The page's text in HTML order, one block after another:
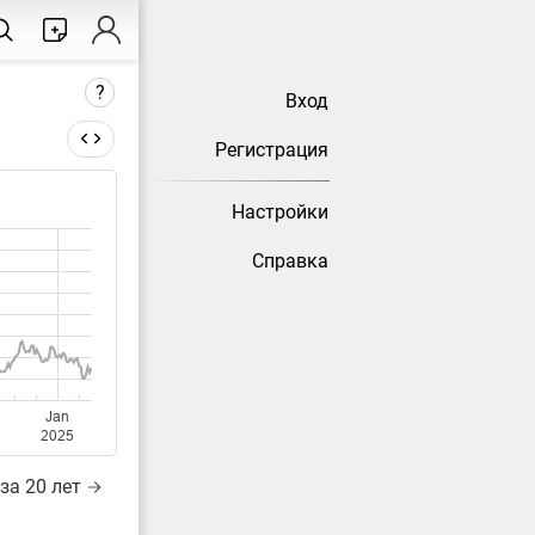
Вход
Регистрация
Настройки
Справка
?
Jan
2025
20 лет